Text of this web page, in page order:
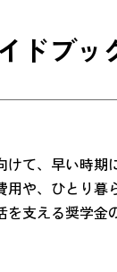
ドブッ
て、早い時期
用や、ひとり
を支える奨学